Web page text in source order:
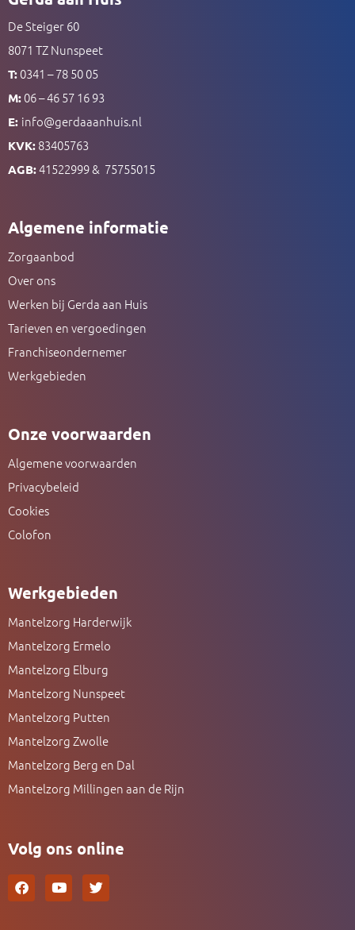
De Steiger 60
8071 TZ Nunspeet
T: 0341 – 78 50 05
M: 06 – 46 57 16 93
E: info@gerdaaanhuis.nl
KVK: 83405763
AGB:41522999 & 75755015
Algemene informatie
Zorgaanbod
Over ons
Werken bij Gerda aan Huis
Tarieven en vergoedingen
Franchiseondernemer
Werkgebieden
Onze voorwaarden
Algemene voorwaarden
Privacybeleid
Cookies
Colofon
Werkgebieden
Mantelzorg Harderwijk
Mantelzorg Ermelo
Mantelzorg Elburg
Mantelzorg Nunspeet
Mantelzorg Putten
Mantelzorg Zwolle
Mantelzorg Berg en Dal
Mantelzorg Millingen aan de Rijn
Volg ons online
F
a
c
Y
o
u
T
w
i